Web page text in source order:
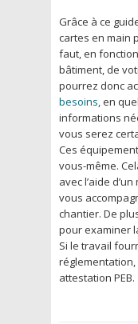
Grâce à ce
cartes en main
faut, en
bâtiment, de
pourrez donc
besoins, en
informations
vous serez
Ces
vous-même.
avec l’aide
vous
chantier. De
pour examiner
Si le travail
attestation PEB.